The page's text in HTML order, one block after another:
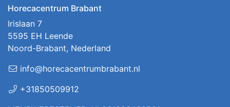
Horecacentrum Brabant
Irislaan 7
5595 EH Leende
Noord-Brabant, Nederland
info@horecacentrumbrabant.nl
+31850509912